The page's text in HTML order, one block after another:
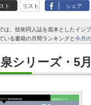
ト リスト シェア
、技術同人誌を底本としたイン
いる書籍の月間ランキングと今月
シリーズ・5